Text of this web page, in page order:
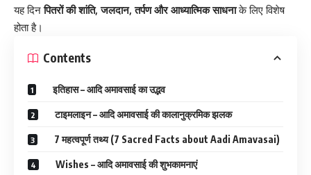
यह दिनपितरों की शांति, जलदान, तर्पण और आध्यात्मिक साधनाके लिए विशेष
होता है।
Contents
इतिहास – आदि अमावसाई का उद्भव
टाइमलाइन – आदि अमावसाई की कालानुक्रमिक झलक
7 महत्वपूर्ण तथ्य (7 Sacred Facts about Aadi Amavasai)
Wishes – आदि अमावसाई की शुभकामनाएं